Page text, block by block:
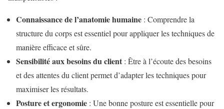
Connaissance de l’anatomie humaine : Comprendre la
structure du corps est essentiel pour appliquer les techniques de
manière efficace et sûre.
Sensibilité aux besoins du client : Être à l’écoute des besoins
et des attentes du client permet d’adapter les techniques pour
maximiser les résultats.
Posture et ergonomie : Une bonne posture est essentielle pour